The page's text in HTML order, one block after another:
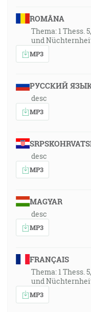
ROMÂNA
Thema: 1 Thess.
und
MP3
РУССКИЙ
desc
MP3
desc
MP3
MAGYAR
desc
MP3
FRANÇAIS
Thema: 1 Thess.
und
MP3